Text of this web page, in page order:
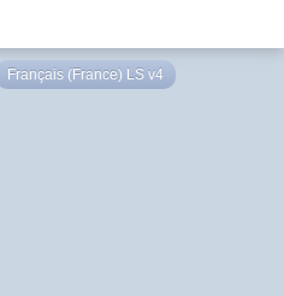
Français (France) LS v4